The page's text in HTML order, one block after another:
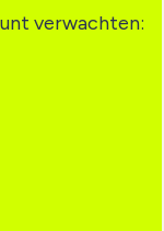
verwachten: